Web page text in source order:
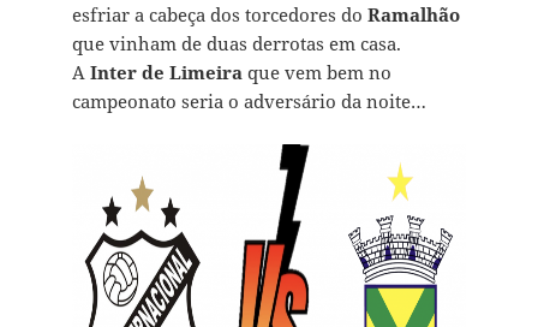
esfriar a cabeça dos torcedores do Ramalhão
que vinham de duas derrotas em casa.
A Inter de Limeiraque vem bem no
campeonato seria o adversário da noite…